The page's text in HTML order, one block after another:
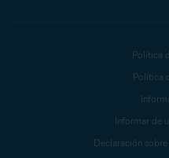
Política
Política
Informar de
Declaración